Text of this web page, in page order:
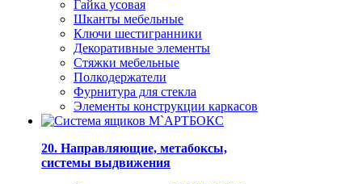
Гайка усовая
Шканты мебельные
Ключи шестигранники
Декоративные элементы
Стяжки мебельные
Полкодержатели
Фурнитура для стекла
Элементы конструкции каркасов
20. Направляющие, метабоксы,
системы выдвижения